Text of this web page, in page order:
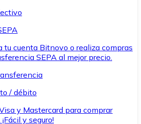
tu cuenta Bitnovo o realiza compras
SEPA al mejor precio.
/ débito
y Mastercard para comprar
y seguro!